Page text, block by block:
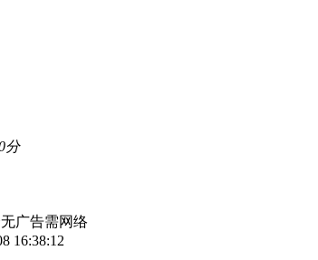
分
无广告需网络
16:38:12